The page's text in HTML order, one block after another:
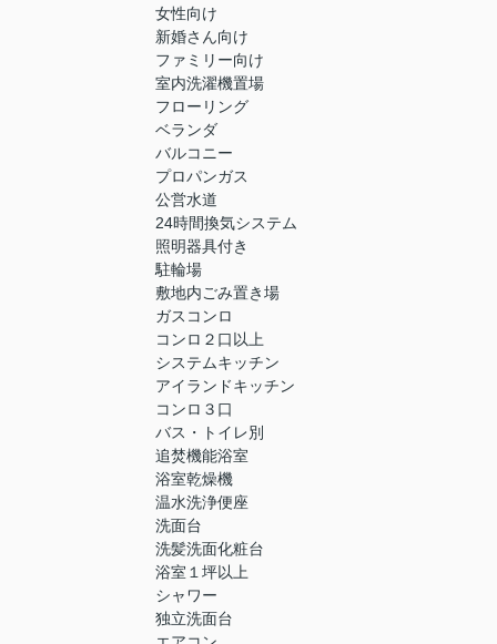
女性向け
新婚さん向け
ファミリー向け
室内洗濯機置場
フローリング
ベランダ
バルコニー
プロパンガス
公営水道
24時間換気システム
照明器具付き
駐輪場
敷地内ごみ置き場
ガスコンロ
コンロ２口以上
システムキッチン
アイランドキッチン
コンロ３口
バス・トイレ別
追焚機能浴室
浴室乾燥機
温水洗浄便座
洗面台
洗髪洗面化粧台
浴室１坪以上
シャワー
独立洗面台